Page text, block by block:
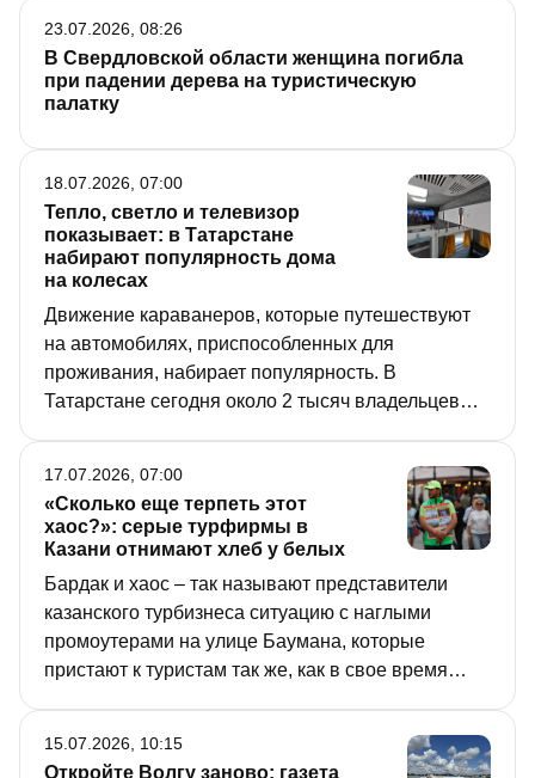
В Свердловской области женщина погибла
при падении дерева на туристическую
палатку
23.07.2026, 08:26
Тепло, светло и телевизор
показывает: в Татарстане
набирают популярность дома
на колесах
Движение караванеров, которые путешествуют
на автомобилях, приспособленных для
проживания, набирает популярность. В
Татарстане сегодня около 2 тысяч владельцев
четверть. При этом в республике начала
появляться инфраструктура для караванинга, а в
Азнакаеве поставили на поток производство
самих автодомов.
18.07.2026, 07:00
«Сколько еще терпеть этот
хаос?»: серые турфирмы в
Казани отнимают хлеб у белых
Бардак и хаос – так называют представители
казанского турбизнеса ситуацию с наглыми
промоутерами на улице Баумана, которые
пристают к туристам так же, как в свое время
турфирмы лишаются клиентов и просят
17.07.2026, 07:00
Откройте Волгу заново: газета
15.07.2026, 10:15